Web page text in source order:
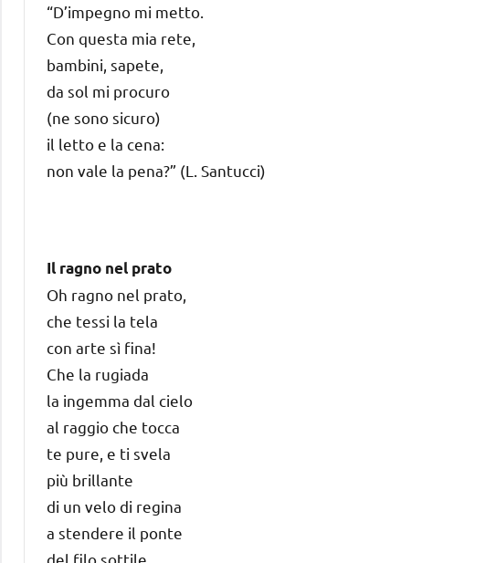
“D’impegno mi metto.
Con questa mia rete,
bambini, sapete,
da sol mi procuro
(ne sono sicuro)
il letto e la cena:
non vale la pena?” (L. Santucci)
Il ragno nel prato
Oh ragno nel prato,
che tessi la tela
con arte sì fina!
Che la rugiada
la ingemma dal cielo
al raggio che tocca
te pure, e ti svela
più brillante
di un velo di regina
a stendere il ponte
del filo sottile